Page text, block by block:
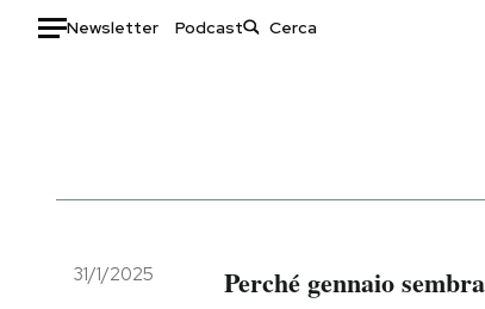
Newsletter Podcast
Italia
Politica
Moda
Storie/Idee
31/1/2025 Perché gennaio